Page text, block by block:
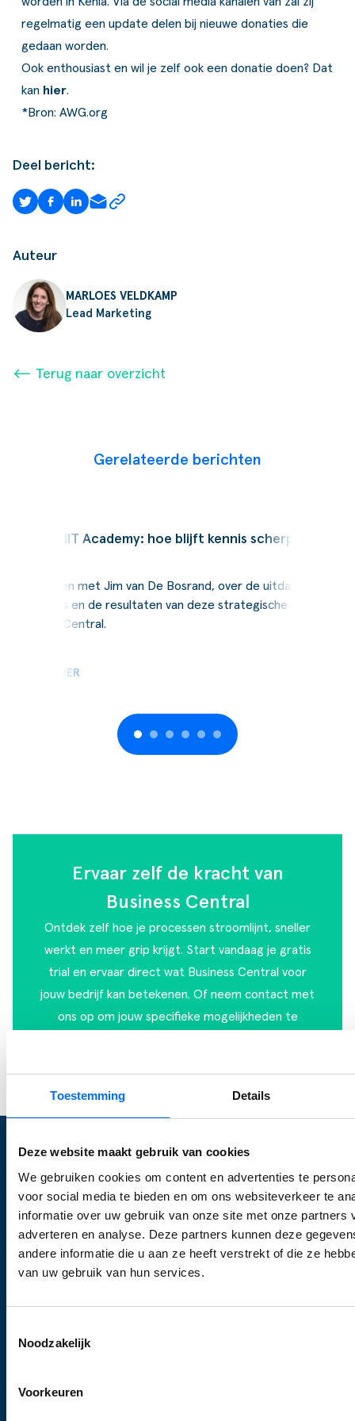
Toestemming Details
Deze website maakt gebruik van cookies
We gebruiken cookies om content en advertenties te
voor social media te bieden en om ons websiteverkeer te
informatie over uw gebruik van onze site met onze partners
adverteren en analyse. Deze partners kunnen deze
andere informatie die u aan ze heeft verstrekt of die ze
van uw gebruik van hun services.
Noodzakelijk
Voorkeuren
regelmatig een update delen bij nieuwe donaties die
gedaan worden.
Ook enthousiast en wil je zelf ook een donatie doen? Dat
kan hier.
*Bron: AWG.org
Deel bericht:
Auteur
MARLOES VELDKAMP
Lead Marketing
⟵ Terug naar overzicht
Gerelateerde berichten
SucceedIT Academy: hoe blijft kennis scherp
Wij spraken met Jim van De Bosrand, over de uitdagingen,
de keuzes en de resultaten van deze strategische stap naar
Business Central.
LEES VERDER
Ervaar zelf de kracht van
Business Central
Ontdek zelf hoe je processen stroomlijnt, sneller
werkt en meer grip krijgt. Start vandaag je gratis
trial en ervaar direct wat Business Central voor
jouw bedrijf kan betekenen. Of neem contact met
ons op om jouw specifieke mogelijkheden te
Wat wij doen
Inrichten Business Central
Upgraden
Supply Chain
Microsoft Dynamics 365